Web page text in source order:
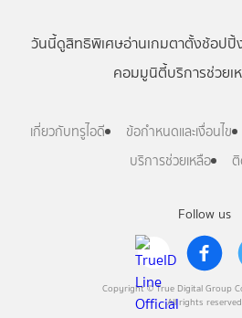
Follow us
Copyright © True Digital Group
All rights reserved
วันนี้ดูสิทธิพิเศษอ่านเกมตาตั้งช้อปปิ้
คอมมูนิตี้บริการช่วยเ
เกี่ยวกับทรูไอดี ข้อกำหนดและเงื่อนไข
บริการช่วยเหลือ
ติ